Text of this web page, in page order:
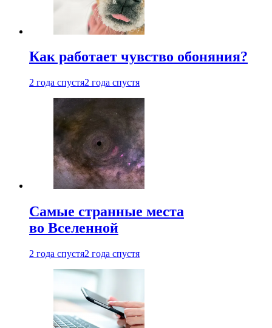
Как работает чувство обоняния?
2 года спустя2 года спустя
Самые странные места
во Вселенной
2 года спустя2 года спустя